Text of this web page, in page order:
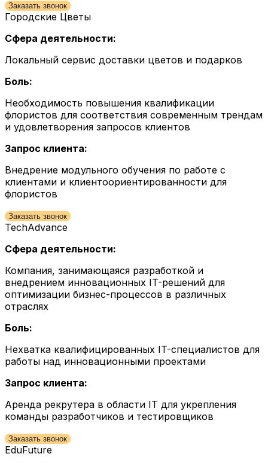
Заказать звонок
Городские Цветы
Сфера деятельности:
Локальный сервис доставки цветов и подарков
Боль:
Необходимость повышения квалификации
флористов для соответствия современным трендам
и удовлетворения запросов клиентов
Запрос клиента:
Внедрение модульного обучения по работе с
клиентами и клиентоориентированности для
флористов
Заказать звонок
TechAdvance
Сфера деятельности:
Компания, занимающаяся разработкой и
внедрением инновационных IT-решений для
оптимизации бизнес-процессов в различных
отраслях
Боль:
Нехватка квалифицированных IT-специалистов для
работы над инновационными проектами
Запрос клиента:
Аренда рекрутера в области IT для укрепления
команды разработчиков и тестировщиков
Заказать звонок
EduFuture